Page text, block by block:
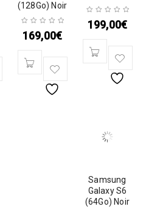
(128Go) Noir
169,00€
199,00€
Samsung
Galaxy S6
(64Go) Noir